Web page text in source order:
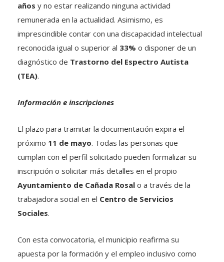
años y no estar realizando ninguna actividad
remunerada en la actualidad. Asimismo, es
imprescindible contar con una discapacidad intelectual
reconocida igual o superior al 33% o disponer de un
diagnóstico de Trastorno del Espectro Autista
(TEA).
Información e inscripciones
El plazo para tramitar la documentación expira el
próximo 11 de mayo. Todas las personas que
cumplan con el perfil solicitado pueden formalizar su
inscripción o solicitar más detalles en el propio
Ayuntamiento de Cañada Rosal o a través de la
trabajadora social en el Centro de Servicios
Sociales.
Con esta convocatoria, el municipio reafirma su
apuesta por la formación y el empleo inclusivo como